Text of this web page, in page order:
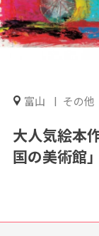
富山 その他
大人気絵本
国の美術館」